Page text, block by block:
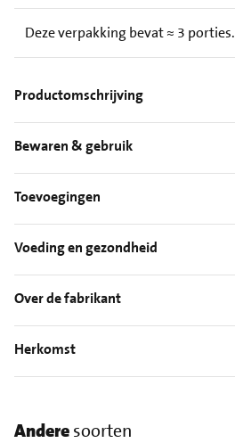
Deze verpakking bevat ≈ 3 porties.
Productomschrijving
Bewaren & gebruik
Toevoegingen
Voeding en gezondheid
Over de fabrikant
Herkomst
Anderesoorten